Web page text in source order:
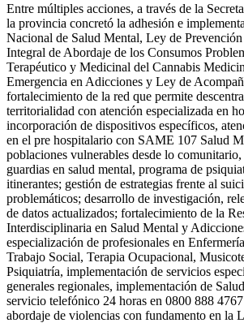
Entre múltiples acciones, a través de la
la provincia concretó la adhesión e
Nacional de Salud Mental, Ley de
Integral de Abordaje de los Consumos
Terapéutico y Medicinal del Cannabis
Emergencia en Adicciones y Ley de
fortalecimiento de la red que permite
territorialidad con atención especializada en
incorporación de dispositivos específicos,
en el pre hospitalario con SAME 107 Salud
poblaciones vulnerables desde lo
guardias en salud mental, programa de
itinerantes; gestión de estrategias frente al
problemáticos; desarrollo de investigación,
de datos actualizados; fortalecimiento de la
Interdisciplinaria en Salud Mental y
especialización de profesionales en
Trabajo Social, Terapia Ocupacional,
Psiquiatría, implementación de servicios
generales regionales, implementación de
servicio telefónico 24 horas en 0800 888
abordaje de violencias con fundamento en la